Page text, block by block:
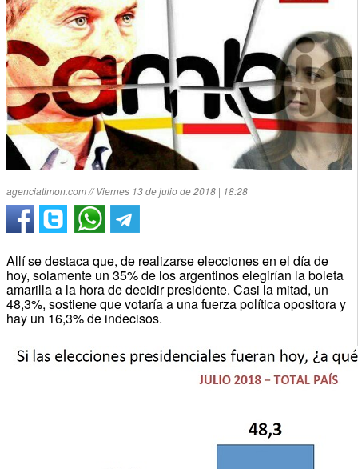
agenciatimon.com // Viernes 13 de julio de 2018 | 18:28
Allí se destaca que, de realizarse elecciones en el día de
hoy, solamente un 35% de los argentinos elegirían la boleta
amarilla a la hora de decidir presidente. Casi la mitad, un
48,3%, sostiene que votaría a una fuerza política opositora y
hay un 16,3% de indecisos.